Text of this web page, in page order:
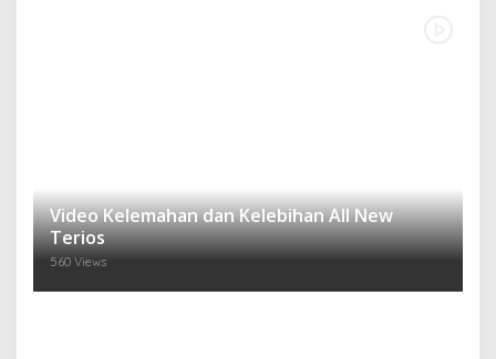
Video Kelemahan dan Kelebihan All New
Terios
560 Views